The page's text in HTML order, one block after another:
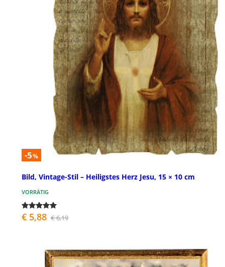
-5%
Bild, Vintage-Stil – Heiligstes Herz Jesu, 15 × 10 cm
VORRÄTIG
€ 5,88 € 6,19